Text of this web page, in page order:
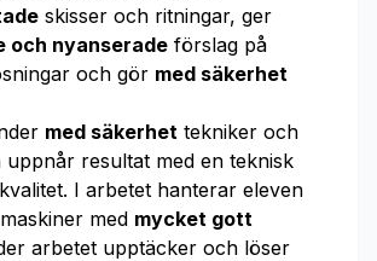
skisser och ritningar, ger
och nyanserade förslag på
och gör med säkerhet
med säkerhet tekniker och
uppnår resultat med en teknisk
I arbetet hanterar eleven
med mycket gott
arbetet upptäcker och löser